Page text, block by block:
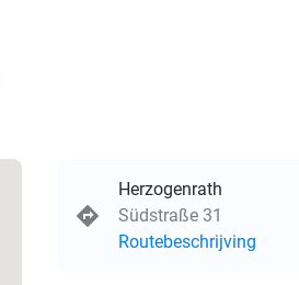
Herzogenrath
Südstraße 31
Routebeschrijving